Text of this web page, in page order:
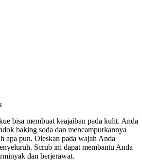
bisa membuat keajaiban pada kulit. Anda
baking soda dan mencampurkannya
apa pun. Oleskan pada wajah Anda
Scrub ini dapat membantu Anda
dan berjerawat.